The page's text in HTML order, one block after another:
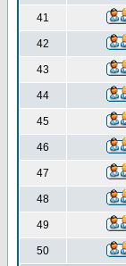
41
42
43
44
45
46
47
48
49
50